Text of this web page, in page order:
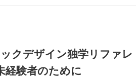
クデザイン独学リファレ
験者のために